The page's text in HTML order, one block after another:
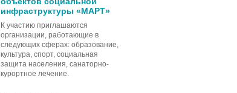
инфраструктуры «МАРТ»
К участию приглашаются
организации, работающие в
следующих сферах: образование,
культура, спорт, социальная
защита населения, санаторно-
курортное лечение.